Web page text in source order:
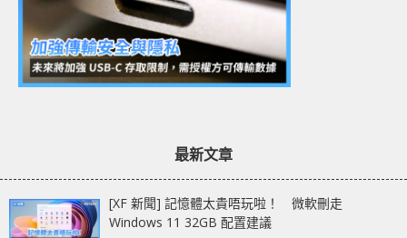
最新文章
[XF 新聞] 記憶體太貴唔玩啦！ 微軟刪走
Windows 11 32GB 配置建議